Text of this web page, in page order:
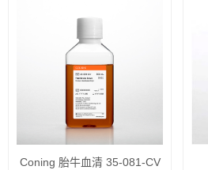
Coning 胎牛血清 35-081-CV